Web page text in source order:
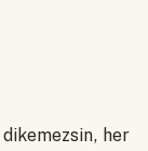
her